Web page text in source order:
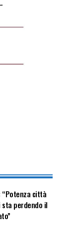
città
perdendo il